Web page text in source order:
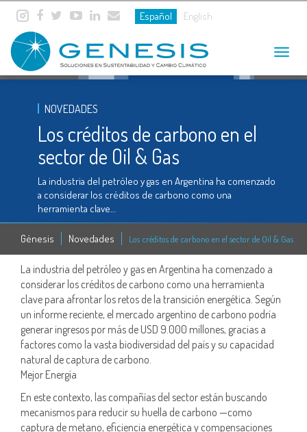
Español English
Toggle
NOVEDADES
Los créditos de carbono en el
sector de Oil & Gas
La industria del petróleo y gas en Argentina ha comenzado
a considerar los créditos de carbono como una
herramienta clave…
Génesis Novedades Los créditos de carbono en el sector de Oil & Gas
La industria del petróleo y gas en Argentina ha comenzado a
considerar los créditos de carbono como una herramienta
clave para afrontar los retos de la transición energética. Según
un informe reciente, el mercado argentino de carbono podría
generar ingresos por más de USD 9.000 millones, gracias a
factores como la vasta biodiversidad del país y su capacidad
natural de captura de carbono.
Mejor Energía
En este contexto, las compañías del sector están buscando
mecanismos para reducir su huella de carbono —como
captura de metano, eficiencia energética y compensaciones